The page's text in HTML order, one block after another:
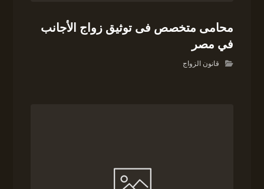
محامى متخصص فى توثيق زواج الأجانب
في مصر
قانون الزواج